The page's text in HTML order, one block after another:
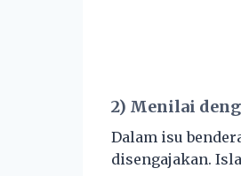
2) Menilai
Dalam isu
disengajakan.